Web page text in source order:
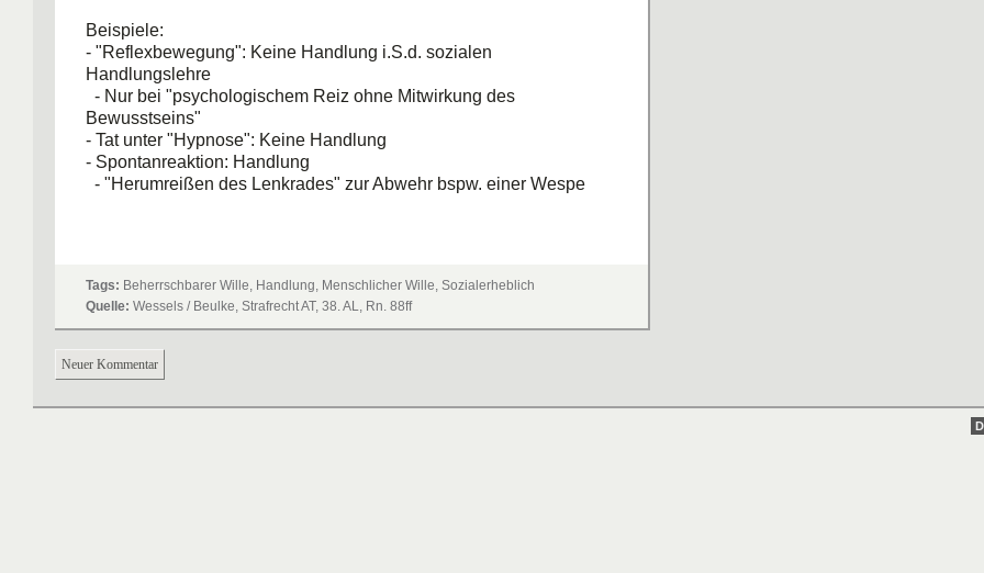
Beispiele:
- "Reflexbewegung": Keine Handlung i.S.d. sozialen
Handlungslehre
- Nur bei "psychologischem Reiz ohne Mitwirkung des
Bewusstseins"
- Tat unter "Hypnose": Keine Handlung
- Spontanreaktion: Handlung
- "Herumreißen des Lenkrades" zur Abwehr bspw. einer Wespe
Tags: Beherrschbarer Wille, Handlung, Menschlicher Wille, Sozialerheblich
Quelle: Wessels / Beulke, Strafrecht AT, 38. AL, Rn. 88ff
Neuer Kommentar